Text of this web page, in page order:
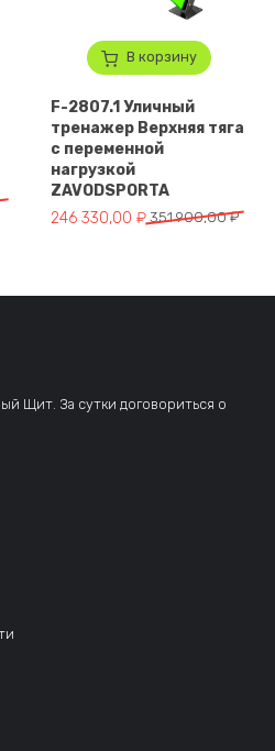
328 900,00 ₽.
В корзину
F-2807.1 Уличный
тренажер Верхняя тяга
с переменной
нагрузкой
ZAVODSPORTA
351 900,00₽
Первоначальная цена
246 330,00 ₽
Текущая цена: 246 330,00 ₽.
Щит. За сутки договориться о